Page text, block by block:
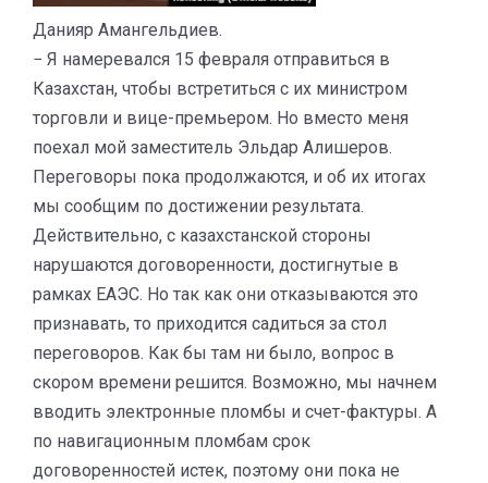
Данияр Амангельдиев.
− Я намеревался 15 февраля отправиться в
Казахстан, чтобы встретиться с их министром
торговли и вице-премьером. Но вместо меня
поехал мой заместитель Эльдар Алишеров.
Переговоры пока продолжаются, и об их итогах
мы сообщим по достижении результата.
Действительно, с казахстанской стороны
нарушаются договоренности, достигнутые в
рамках ЕАЭС. Но так как они отказываются это
признавать, то приходится садиться за стол
переговоров. Как бы там ни было, вопрос в
скором времени решится. Возможно, мы начнем
вводить электронные пломбы и счет-фактуры. А
по навигационным пломбам срок
договоренностей истек, поэтому они пока не